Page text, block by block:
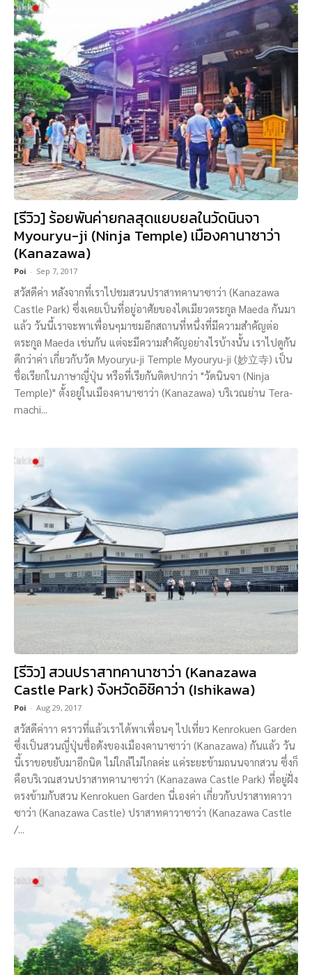
[รีวิว] ร้อยพันค่ายกลสุดแยบยลในวัดนินจา
Myouryu-ji (Ninja Temple) เมืองคานาซาว่า
(Kanazawa)
Poi - Sep 7, 2017
สวัสดีค่า หลังจากที่เราไปชมสวนปราสาทคานาซาว่า (Kanazawa
Castle Park) ซึ่งเคยเป็นที่อยู่อาศัยของไดเมียวตระกูล Maeda กันมา
แล้ว วันนี้เราจะพาเพื่อนๆมาชมอีกสถานที่หนึ่งที่มีความสำคัญต่อ
ตระกูล Maeda เช่นกัน แต่จะมีความสำคัญอย่างไรบ้างนั้น เราไปดูกัน
ดีกว่าค่า เกี่ยวกับวัด Myouryu-ji Temple Myouryu-ji (妙立寺) เป็น
ชื่อเรียกในภาษาญี่ปุ่น หรือที่เรียกันติดปากว่า "วัดนินจา (Ninja
Temple)" ตั้งอยู่ในเมืองคานาซาว่า (Kanazawa) บริเวณย่าน Tera-
machi...
[รีวิว] สวนปราสาทคานาซาว่า (Kanazawa
Castle Park) จังหวัดอิชิคาว่า (Ishikawa)
Poi - Aug 29, 2017
สวัสดีค่าาา คราวที่แล้วเราได้พาเพื่อนๆ ไปเที่ยว Kenrokuen Garden
ซึ่งเป็นสวนญี่ปุ่นชื่อดังของเมืองคานาซาว่า (Kanazawa) กันแล้ว วัน
นี้เราขอขยับมาอีกนิด ไม่ใกล้ไม่ไกลค่ะ แค่ระยะข้ามถนนจากสวน ซึ่งก็
คือบริเวณสวนปราสาทคานาซาว่า (Kanazawa Castle Park) ที่อยู่ฝั่ง
ตรงข้ามกับสวน Kenrokuen Garden นี่เองค่า เกี่ยวกับปราสาทคาวา
ซาว่า (Kanazawa Castle) ปราสาทคาวาซาว่า (Kanazawa Castle
/...